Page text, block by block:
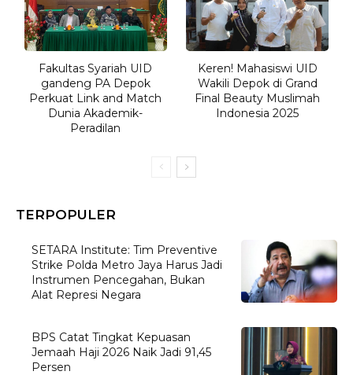
Fakultas Syariah UID
gandeng PA Depok
Perkuat Link and Match
Dunia Akademik-
Peradilan
Keren! Mahasiswi UID
Wakili Depok di Grand
Final Beauty Muslimah
Indonesia 2025
TERPOPULER
SETARA Institute: Tim Preventive
Strike Polda Metro Jaya Harus Jadi
Instrumen Pencegahan, Bukan
Alat Represi Negara
BPS Catat Tingkat Kepuasan
Jemaah Haji 2026 Naik Jadi 91,45
Persen